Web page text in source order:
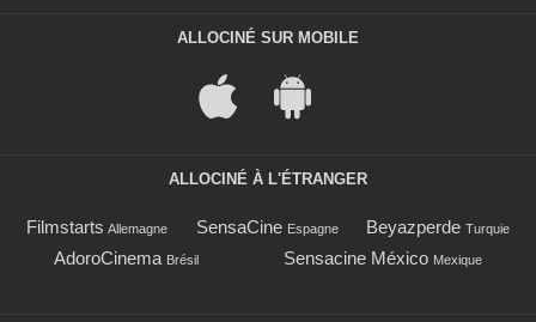
ALLOCINÉ SUR MOBILE
ALLOCINÉ À L'ÉTRANGER
Filmstarts Allemagne SensaCine Espagne Beyazperde Turquie
AdoroCinema Brésil Sensacine México Mexique